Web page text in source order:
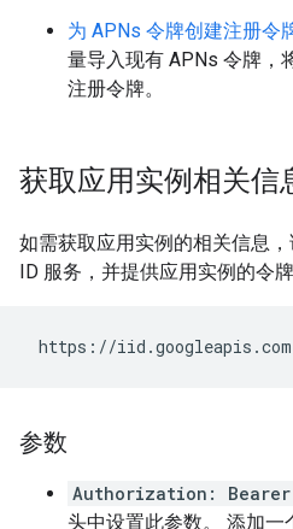
为 APNs 令牌创建注册令
量导入现有 APNs 令牌，
注册令牌。
获取应用实例相关信
如需获取应用实例的相关信息
ID 服务，并提供应用实例的令
参数
Authorization: Bearer
头中设置此参数。 添加一